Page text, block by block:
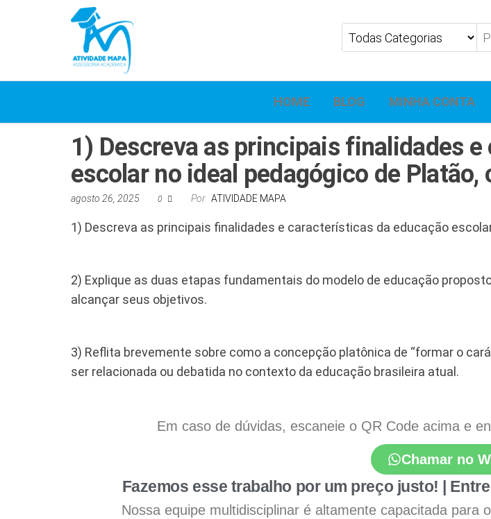
HOME BLOG MINHA CONTA
1) Descreva as principais finalidades
escolar no ideal pedagógico de
agosto 26, 2025 0 Por ATIVIDADE MAPA
1) Descreva as principais finalidades e características da educação
2) Explique as duas etapas fundamentais do modelo de educação
alcançar seus objetivos.
3) Reflita brevemente sobre como a concepção platônica de “formar o
ser relacionada ou debatida no contexto da educação brasileira atual.
Em caso de dúvidas, escaneie o QR Code acima e
Chamar no
Fazemos esse trabalho por um preço justo! |
Nossa equipe multidisciplinar é altamente capacitada para